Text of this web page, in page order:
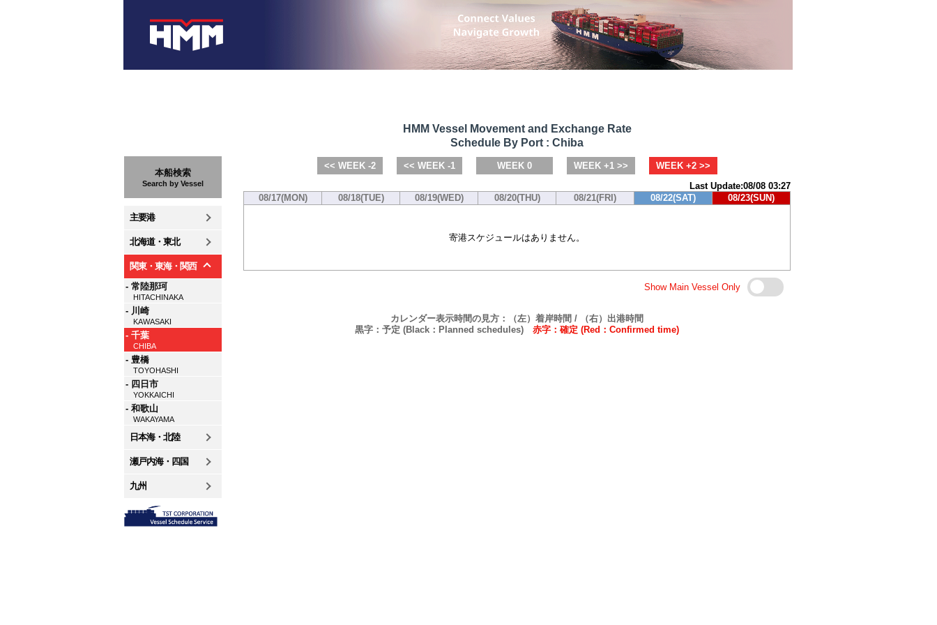
本船検索
Search by Vessel
主要港
北海道・東北
関東・東海・関西
- 常陸那珂
HITACHINAKA
- 川崎
KAWASAKI
- 千葉
CHIBA
- 豊橋
TOYOHASHI
- 四日市
YOKKAICHI
- 和歌山
WAKAYAMA
日本海・北陸
瀬戸内海・四国
九州
HMM Vessel Movement and Exchange Rate
Schedule By Port : Chiba
<< WEEK -2 << WEEK -1 WEEK 0 WEEK +1 >>
WEEK +2 >>
Last Update:08/08 03:27
08/17(MON)
08/18(TUE) 08/19(WED) 08/20(THU) 08/21(FRI) 08/22(SAT) 08/23(SUN)
寄港スケジュールはありません。
Show Main Vessel Only
カレンダー表示時間の見方：（左）着岸時間 / （右）出港時間
黒字：予定 (Black：Planned schedules) 赤字：確定 (Red：Confirmed time)